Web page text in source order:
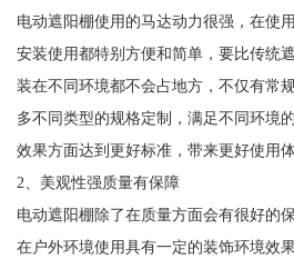
电动遮阳棚使用的马达动力很强，在使
安装使用都特别方便和简单，要比传统
装在不同环境都不会占地方，不仅有常
多不同类型的规格定制，满足不同环境
效果方面达到更好标准，带来更好使用体
2、美观性强质量有保障
电动遮阳棚除了在质量方面会有很好的
在户外环境使用具有一定的装饰环境效